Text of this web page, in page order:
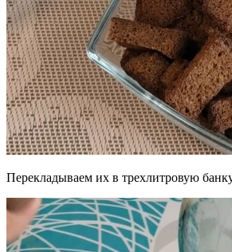
Перекладываем их в трехлитровую